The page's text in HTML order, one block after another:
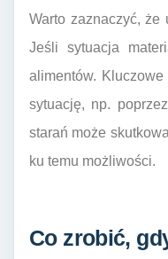
Warto zaznaczyć, że
Jeśli sytuacja
alimentów.
sytuację, np.
starań może
ku temu możliwości.
Co zrobić,